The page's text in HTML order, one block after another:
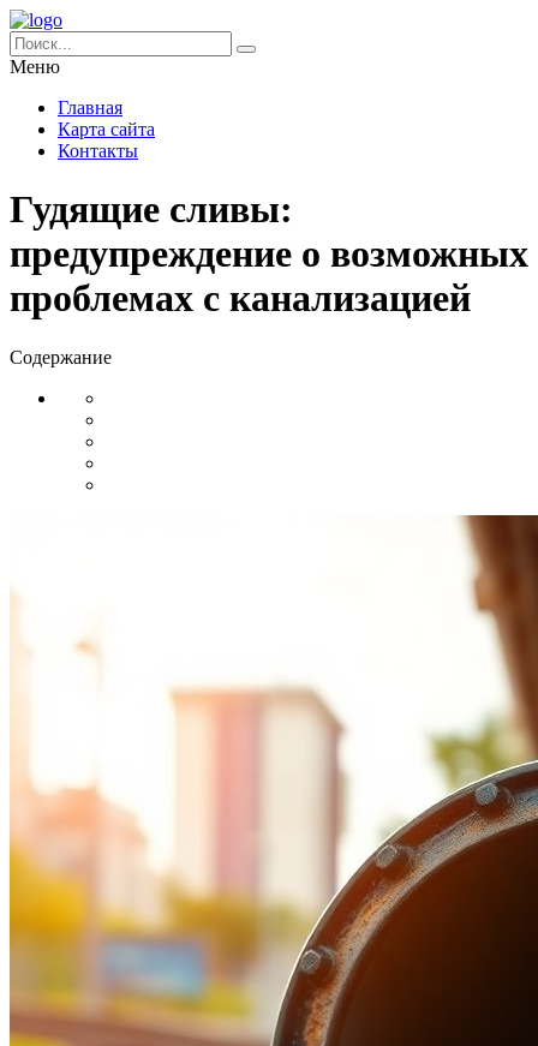
Меню
Главная
Карта сайта
Контакты
Гудящие сливы:
предупреждение о возможных
проблемах с канализацией
Содержание